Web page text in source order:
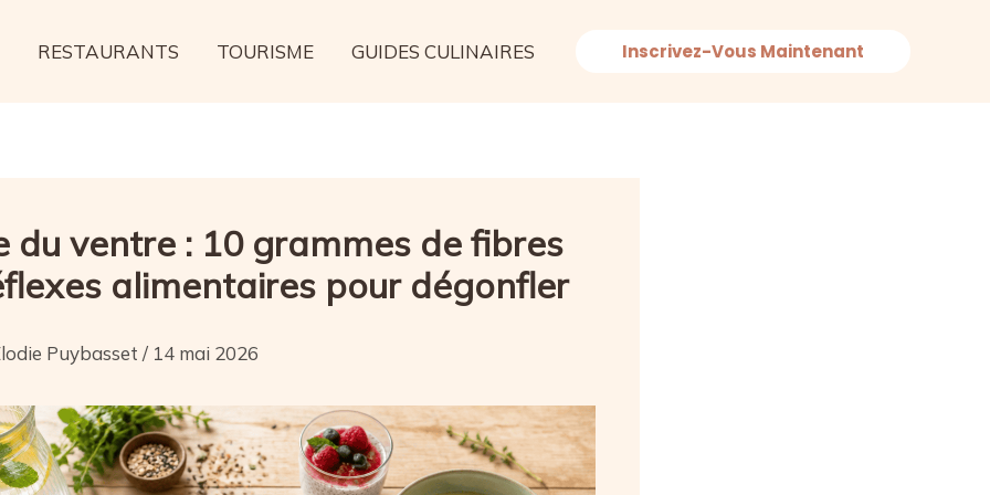
RESTAURANTS TOURISME GUIDES CULINAIRES Inscrivez-Vous Maintenant
du ventre : 10 grammes de fibres
alimentaires pour dégonfler
Puybasset / 14 mai 2026